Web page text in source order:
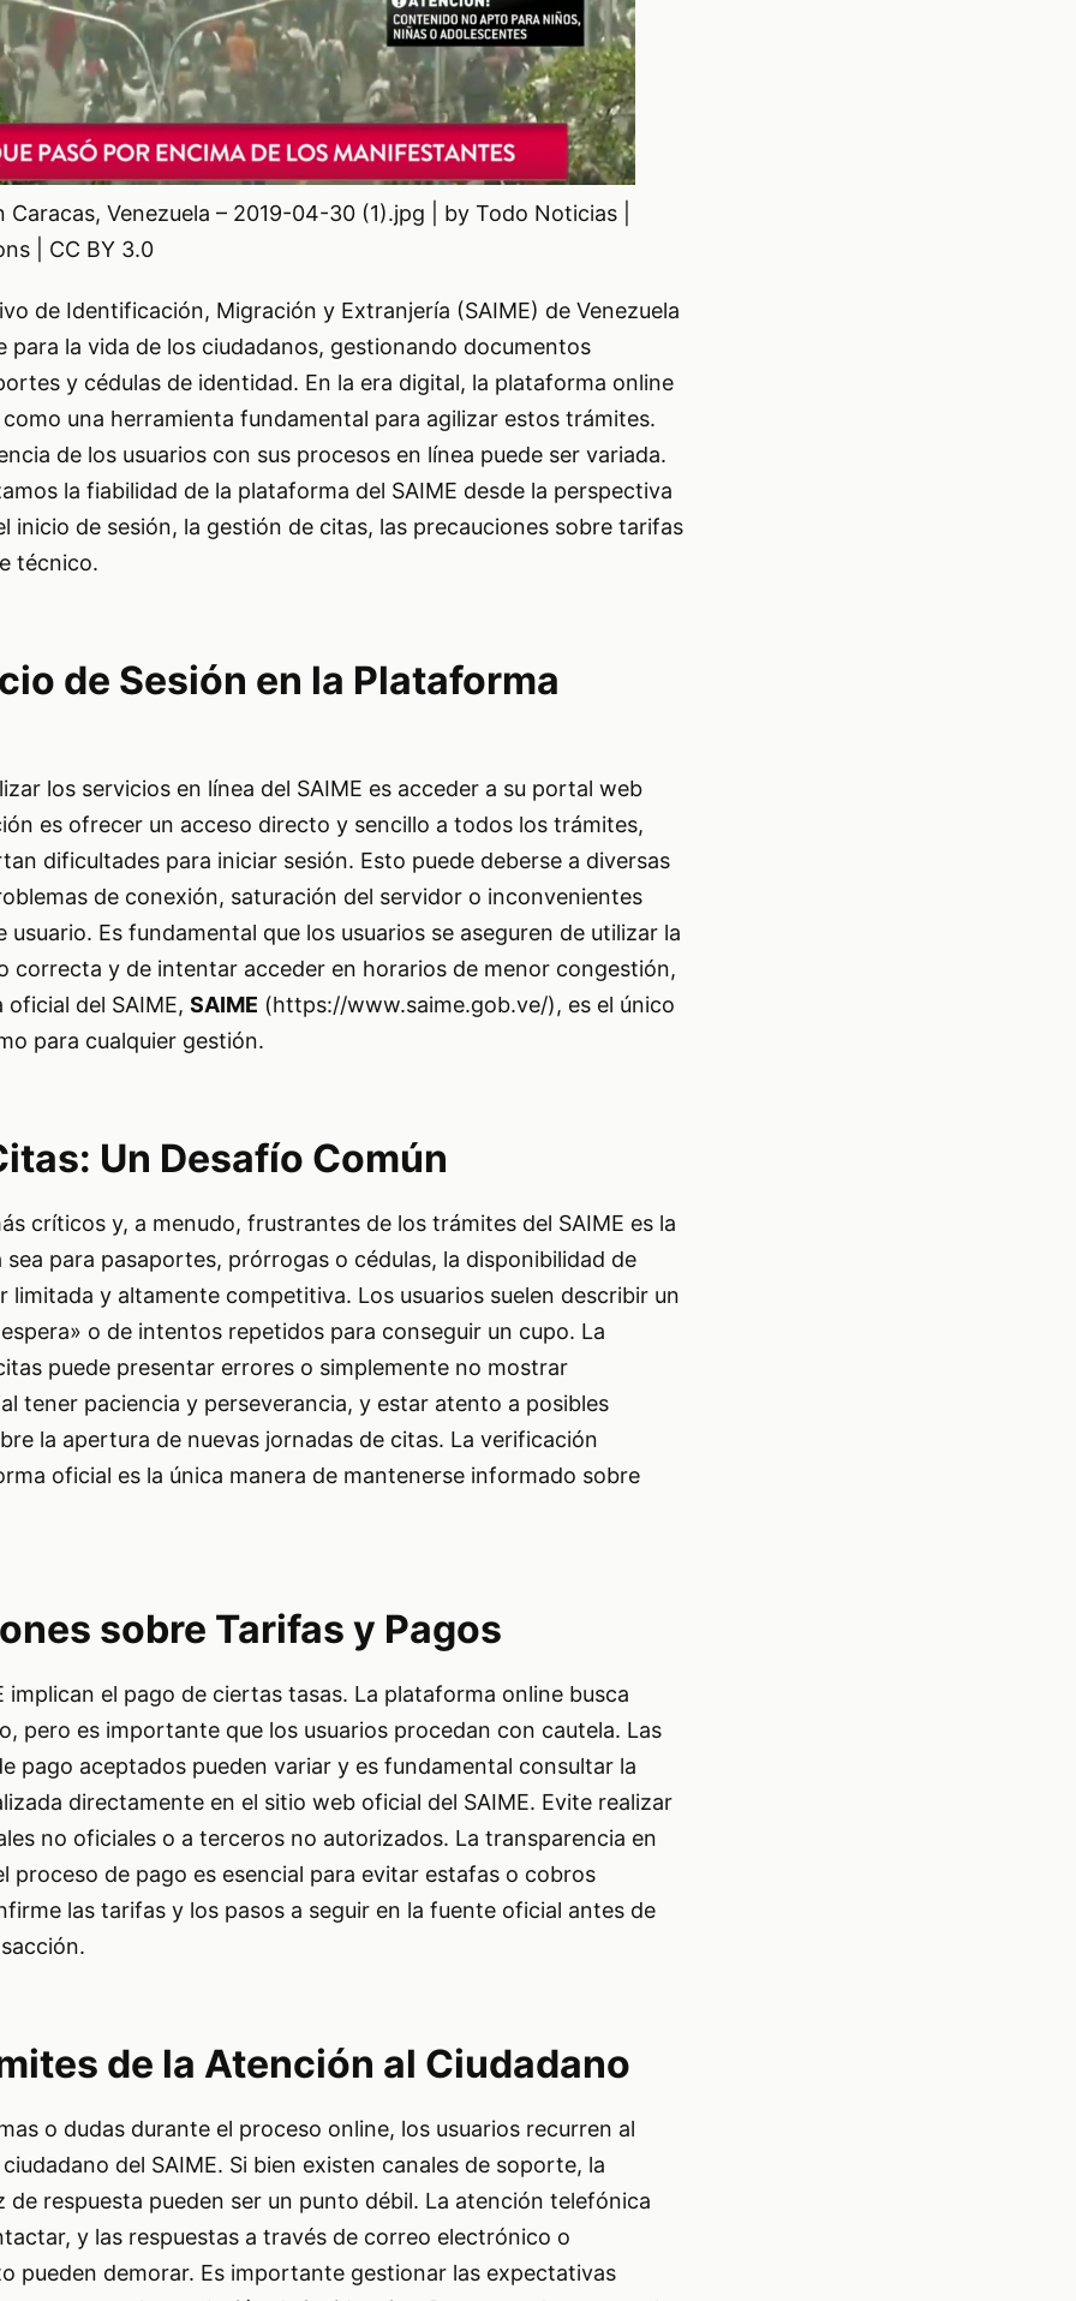
Venezuela – 2019-04-30 (1).jpg | by Todo Noticias |
| CC BY 3.0
de Identificación, Migración y Extranjería (SAIME) de Venezuela
para la vida de los ciudadanos, gestionando documentos
y cédulas de identidad. En la era digital, la plataforma online
como una herramienta fundamental para agilizar estos trámites.
de los usuarios con sus procesos en línea puede ser variada.
la fiabilidad de la plataforma del SAIME desde la perspectiva
inicio de sesión, la gestión de citas, las precauciones sobre tarifas
técnico.
de Sesión en la Plataforma
los servicios en línea del SAIME es acceder a su portal web
es ofrecer un acceso directo y sencillo a todos los trámites,
dificultades para iniciar sesión. Esto puede deberse a diversas
de conexión, saturación del servidor o inconvenientes
usuario. Es fundamental que los usuarios se aseguren de utilizar la
correcta y de intentar acceder en horarios de menor congestión,
oficial del SAIME, SAIME (https://www.saime.gob.ve/), es el único
para cualquier gestión.
Un Desafío Común
críticos y, a menudo, frustrantes de los trámites del SAIME es la
sea para pasaportes, prórrogas o cédulas, la disponibilidad de
limitada y altamente competitiva. Los usuarios suelen describir un
o de intentos repetidos para conseguir un cupo. La
puede presentar errores o simplemente no mostrar
tener paciencia y perseverancia, y estar atento a posibles
la apertura de nuevas jornadas de citas. La verificación
oficial es la única manera de mantenerse informado sobre
sobre Tarifas y Pagos
implican el pago de ciertas tasas. La plataforma online busca
pero es importante que los usuarios procedan con cautela. Las
pago aceptados pueden variar y es fundamental consultar la
directamente en el sitio web oficial del SAIME. Evite realizar
no oficiales o a terceros no autorizados. La transparencia en
proceso de pago es esencial para evitar estafas o cobros
las tarifas y los pasos a seguir en la fuente oficial antes de
de la Atención al Ciudadano
o dudas durante el proceso online, los usuarios recurren al
del SAIME. Si bien existen canales de soporte, la
de respuesta pueden ser un punto débil. La atención telefónica
y las respuestas a través de correo electrónico o
pueden demorar. Es importante gestionar las expectativas